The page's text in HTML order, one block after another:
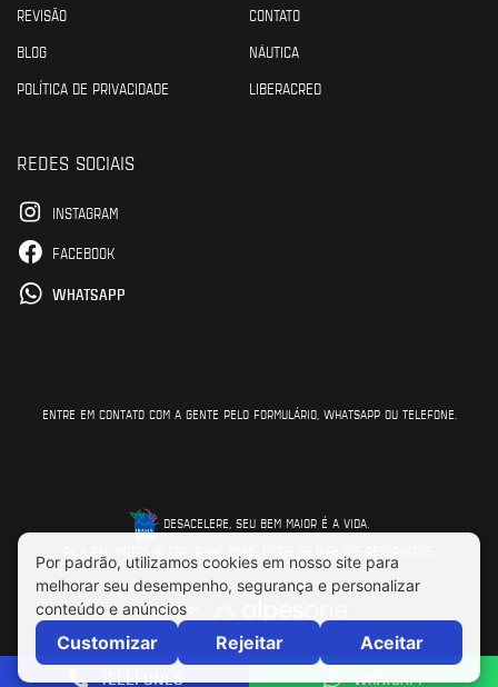
REVISÃO
CONTATO
BLOG
NÁUTICA
POLÍTICA DE PRIVACIDADE
LIBERACRED
REDES SOCIAIS
INSTAGRAM
FACEBOOK
WHATSAPP
ENTRE EM CONTATO COM A GENTE PELO FORMULÁRIO, WHATSAPP OU TELEFONE.
DESACELERE, SEU BEM MAIOR É A VIDA.
Feito por:
TELEFONES WHATSAPP